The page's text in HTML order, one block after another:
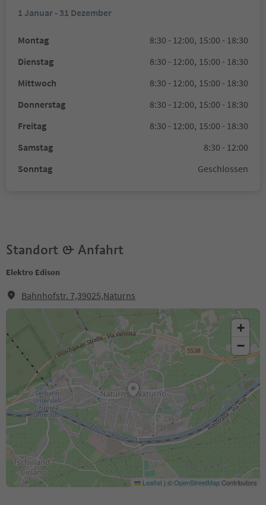
1 Januar - 31 Dezember
Montag 8:30 - 12:00, 15:00 - 18:30
Dienstag
8:30 - 12:00, 15:00 - 18:30
Mittwoch
8:30 - 12:00, 15:00 - 18:30
Donnerstag
8:30 - 12:00, 15:00 - 18:30
Freitag
8:30 - 12:00, 15:00 - 18:30
Samstag
8:30 - 12:00
Sonntag
Geschlossen
Standort & Anfahrt
Elektro Edison
Bahnhofstr. 7,39025,Naturns
+
−
Leaflet | ©OpenStreetMapContributors